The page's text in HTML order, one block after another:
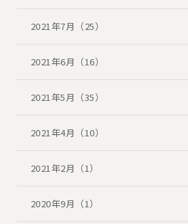
2021年7月（25）
2021年6月（16）
2021年5月（35）
2021年4月（10）
2021年2月（1）
2020年9月（1）